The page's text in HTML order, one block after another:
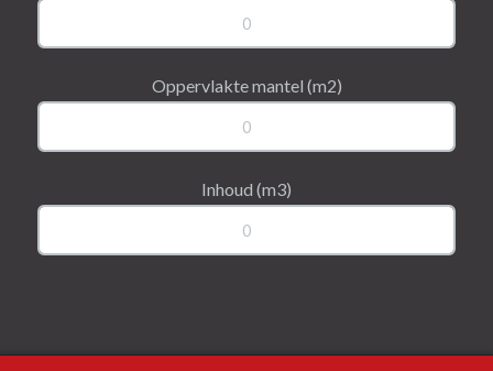
Oppervlakte mantel (m2)
Inhoud (m3)